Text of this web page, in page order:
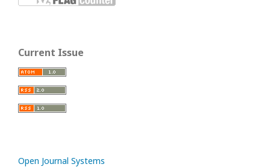
Current Issue
Open Journal Systems